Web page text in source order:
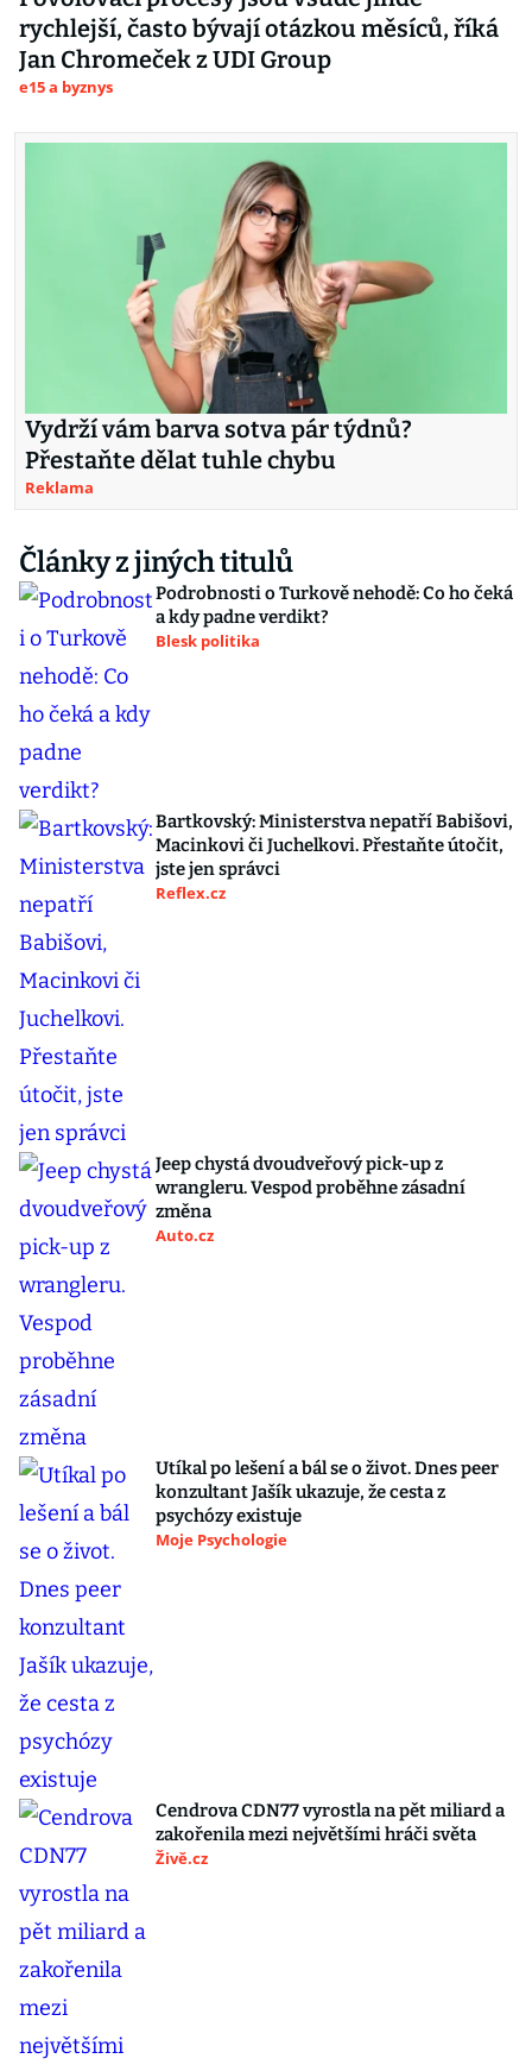
rychlejší, často bývají otázkou měsíců, říká
Jan Chromeček z UDI Group
e15 a byznys
Vydrží vám barva sotva pár týdnů?
Přestaňte dělat tuhle chybu
Reklama
Články z jiných titulů
Podrobnosti o Turkově nehodě: Co ho čeká
a kdy padne verdikt?
Blesk politika
Bartkovský: Ministerstva nepatří Babišovi,
Macinkovi či Juchelkovi. Přestaňte útočit,
jste jen správci
Reflex.cz
Jeep chystá dvoudveřový pick-up z
wrangleru. Vespod proběhne zásadní
změna
Auto.cz
Utíkal po lešení a bál se o život. Dnes peer
konzultant Jašík ukazuje, že cesta z
psychózy existuje
Moje Psychologie
Cendrova CDN77 vyrostla na pět miliard a
zakořenila mezi největšími hráči světa
Živě.cz